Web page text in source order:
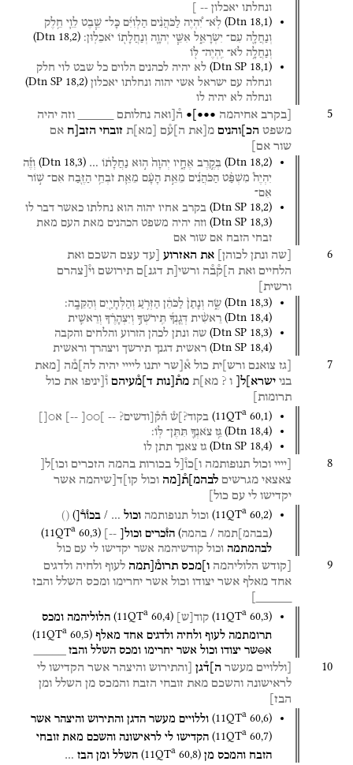
ונחלתו יאכלון --
(Dtn 18,1) לֹֽא־ יִ֠הְיֶה לַכֹּהֲנִ֨ים הַלְוִיִּ֜ם כָּל־ שֵׁ֧בֶט לֵוִ֛י חֵ֥לֶק
וְנַחֲלָ֖ה עִם־ יִשְׂרָאֵ֑ל אִשֵּׁ֧י יְהוָ֛ה וְנַחֲלָת֖וֹ יֹאכֵלֽוּן׃ (Dtn 18,2)
וְנַחֲלָ֥ה לֹא־ יִֽהְיֶה־ לּ֖וֹ
(Dtn SP 18,1) לא יהיה לכהנים הלוים כל שבט לוי חלק
ונחלה עם ישראל אשי יהוה ונחלתו יאכלון (Dtn SP 18,2)
ונחלה לא יהיה לו
5 [בקרב אחיהמה •••]• ה֯[ואה נחלותם וזה יהיה
משפט הכ]והנים מ[את ה]ע֯ם מא ת זובחי הזב[ח אם
שור אם]
(Dtn 18,2) בְּקֶ֣רֶב אֶחָ֑יו יְהוָה֙ ה֣וּא נַחֲלָת֔וֹ …
(Dtn 18,3)
וְזֶ֡ה
יִהְיֶה֩ מִשְׁפַּ֨ט הַכֹּהֲנִ֜ים מֵאֵ֣ת הָעָ֗ם מֵאֵ֛ת זֹבְחֵ֥י הַזֶּ֖בַח אִם־ שׁ֣וֹר
אִם־
(Dtn SP 18,2) בקרב אחיו יהוה הוא נחלתו כאשר דבר לו
(Dtn SP 18,3) וזה יהיה משפט הכהנים מאת העם מאת
זבחי הזבח אם שור אם
6 [שה ונתן לכוהן] את האזרוע [עד עצם השכם ואת
הלחיים ואת ה]ק֯ב֯ה ורשי[ת דגנ]ם תירושם וי֯[צהרם
ורשית]
(Dtn 18,3) שֶׂ֑ה וְנָתַן֙ לַכֹּהֵ֔ן הַזְּרֹ֥עַ וְהַלְּחָיַ֖יִם וְהַקֵּבָֽה׃
(Dtn 18,4) רֵאשִׁ֨ית דְּגֽ͏ָנְךָ֜ תִּֽירֹשְׁךָ֣ וְיִצְהָרֶ֗ךָ וְרֵאשִׁ֛ית
(Dtn SP 18,3) שה ונתן לכהן הזרוע והלחים והקבה
(Dtn SP 18,4) ראשית דגנך תירשך ויצהרך וראשית
7 [גז צואנם ורש]ית כול א֯[שר יתנו ליייי יהיה לה]מ֯ה
[מאת
בני ישרא]ל[ ו ? מא]ת מת֯[נות ד]מ֯עיהם ו֯[יניפו את כול
תרומות]
(11QTa 60,1) בקוד?]ש֯ ה֯ק֯[ודשים? --
]○○[
--] א○[]
(Dtn 18,4) גֵּ֥ז צֹאנְךָ֖ תִּתֶּן־ לּֽוֹ׃
(Dtn SP 18,4) גז צאנך תתן לו
8 [יייי וכול תנופותמה ו]כו֯[ל בכורות בהמה הזכרים וכו]ל[
צאצאי מגרשים לבהמ]ת֯[מה וכול קו]ד[שיהמה אשר
יקדישו לי עם כול]
(11QTa 60,2) וכול תנופותמה וכול …
/ בכו֯ר֯[ )
()
(בבהמ]תמה / בהמה) הז֯כרים וכול[ --]
(11QTa 60,3)
לבהמתמה וכול קודשיהמה אשר יקדישו לי עם כול
9 [קודש הלוליהמה ו]מכס תרומ֯[תמה לעוף ולחיה ולדגים
אחד מאלף אשר יצודו וכול אשר יחרימו ומכס השלל והבז
(11QTa 60,3) קוד ש (11QTa 60,4) הלוליהמה ומכס
תרומתמה לעוף ולחיה ולדגים אחד מאלף (11QTa 60,5)
א○שר יצודו וכול אשר יחרימו ומכס השלל והבז
10 [וללויים מעשר ה]ד֯גן [והתירוש והיצהר אשר הקדישו לי
לראישונה והשכם מאת זובחי הזבח והמכס מן השלל ומן
הבז]
(11QTa 60,6) וללויים מעשר הדגן והתירוש והיצהר אשר
(11QTa 60,7) הקדישו לי לראישונה והשכם מאת זובחי
הזבח והמכס מן (11QTa 60,8) השלל ומן הבז …